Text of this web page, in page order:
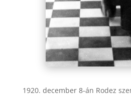
1920. december 8-án Rodez